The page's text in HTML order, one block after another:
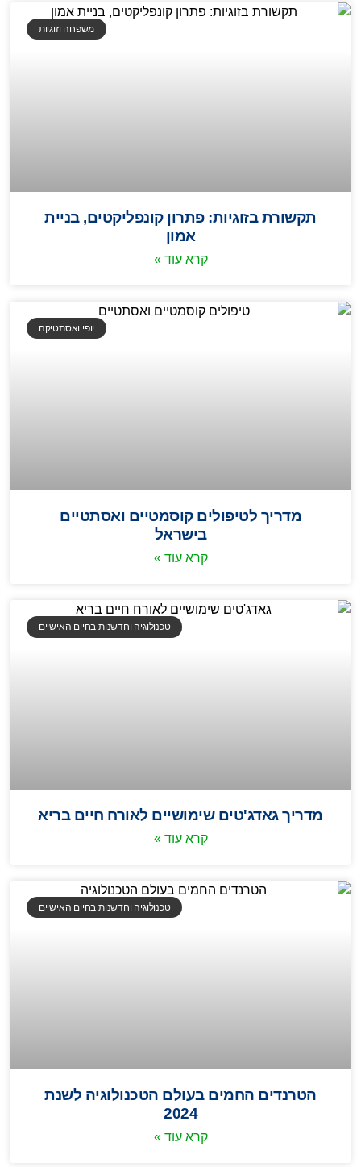
משפחה וזוגיות
תקשורת בזוגיות: פתרון קונפליקטים, בניית
אמון
קרא עוד »
יופי ואסתטיקה
מדריך לטיפולים קוסמטיים ואסתטיים
בישראל
קרא עוד »
טכנולוגיה וחדשנות בחיים האישיים
מדריך גאדג'טים שימושיים לאורח חיים בריא
קרא עוד »
טכנולוגיה וחדשנות בחיים האישיים
הטרנדים החמים בעולם הטכנולוגיה לשנת
2024
קרא עוד »